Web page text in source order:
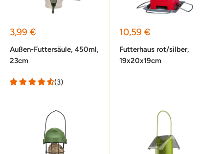
Sonderpreis
3,99 €
Außen-Futtersäule, 450ml,
23cm
(3)
Sonderpreis
10,59 €
Futterhaus rot/silber,
19x20x19cm